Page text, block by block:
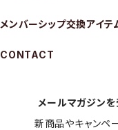
メンバーシップ交換アイテ
CONTACT
メールマガジン
新商品やキャンペ